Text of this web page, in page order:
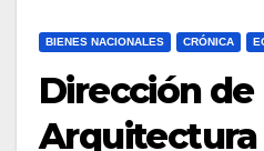
BIENES NACIONALES CRÓNICA
Dirección de
Arquitectura